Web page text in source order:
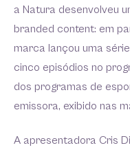
a Natura desenvolveu
branded content: em
marca lançou uma
cinco episódios no
dos programas de
emissora, exibido nas
A apresentadora Cris